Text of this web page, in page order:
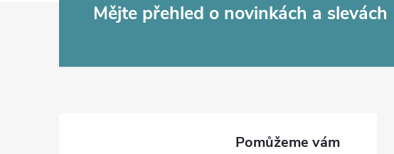
Mějte přehled o novinkách a slevách